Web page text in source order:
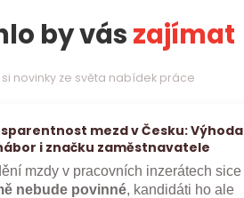
by vászajímat
novinky ze světa nabídek práce
mezd v Česku: Výhoda
i značku zaměstnavatele
mzdy v pracovních inzerátech sice
nebude povinné, kandidáti ho ale